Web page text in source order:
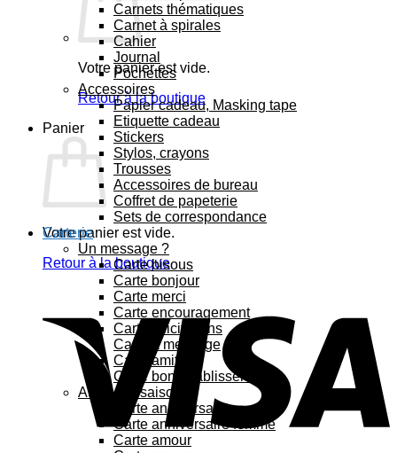
Votre panier est vide.
Retour à la boutique
Panier
Votre panier est vide.
Retour à la boutique
Carnets thématiques
Carnet à spirales
Cahier
Journal
Pochettes
Accessoires
Papier cadeau, Masking tape
Etiquette cadeau
Stickers
Stylos, crayons
Trousses
Accessoires de bureau
Coffret de papeterie
Sets de correspondance
Carterie
Un message ?
Carte bisous
Carte bonjour
Carte merci
Carte encouragement
Carte félicitations
Carte à message
Carte amitié
Carte bon rétablissement
Au fil des saisons
Carte anniversaire
Carte anniversaire femme
Carte amour